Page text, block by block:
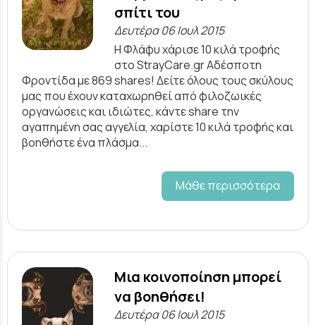
σπίτι του
Δευτέρα 06 Ιουλ 2015
Η Φλάφυ χάρισε 10 κιλά τροφής
στο StrayCare.gr Αδέσποτη
Φροντίδα με 869 shares! Δείτε όλους τους σκύλους
μας που έχουν καταχωρηθεί από φιλοζωικές
οργανώσεις και ιδιώτες, κάντε share την
αγαπημένη σας αγγελία, χαρίστε 10 κιλά τροφής και
βοηθήστε ένα πλάσμα...
Μάθε περισσότερα
Μια κοινοποίηση μπορεί
να βοηθήσει!
Δευτέρα 06 Ιουλ 2015